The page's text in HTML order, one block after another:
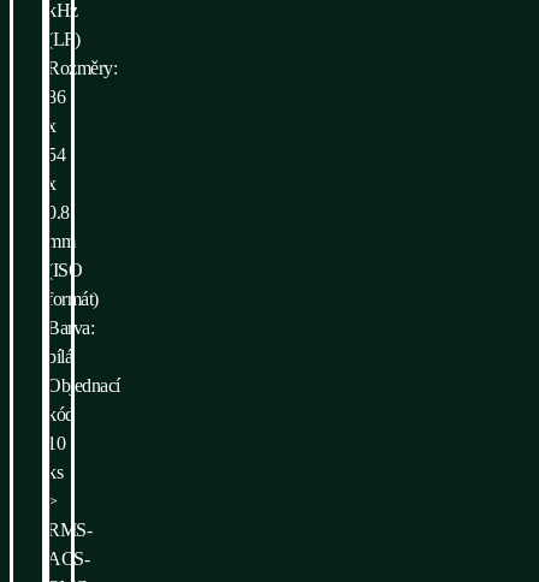
kHz
(LF)
Rozměry:
86
x
54
x
0.8
mm
(ISO
formát)
Barva:
bílá
Objednací
kód
10
ks
>
RMS-
ACS-